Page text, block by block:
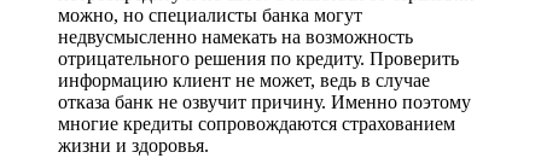
можно, но специалисты банка могут
недвусмысленно намекать на возможность
отрицательного решения по кредиту. Проверить
информацию клиент не может, ведь в случае
отказа банк не озвучит причину. Именно поэтому
многие кредиты сопровождаются страхованием
жизни и здоровья.